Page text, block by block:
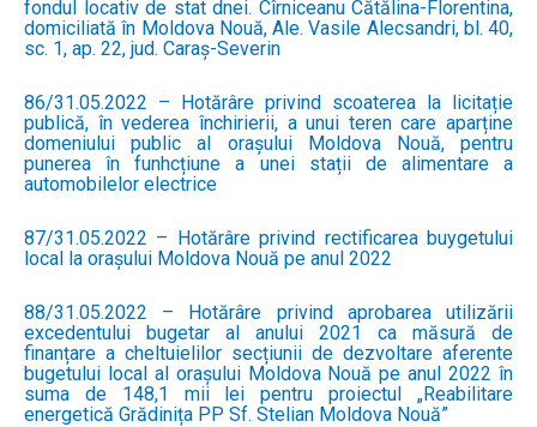
fondul locativ de stat dnei. Cîrniceanu Cătălina-Florentina,
domiciliată în Moldova Nouă, Ale. Vasile Alecsandri, bl. 40,
sc. 1, ap. 22, jud. Caraș-Severin
86/31.05.2022 – Hotărâre privind scoaterea la licitație
publică, în vederea închirierii, a unui teren care aparține
domeniului public al orașului Moldova Nouă, pentru
punerea în funhcțiune a unei stații de alimentare a
automobilelor electrice
87/31.05.2022 – Hotărâre privind rectificarea buygetului
local la orașului Moldova Nouă pe anul 2022
88/31.05.2022 – Hotărâre privind aprobarea utilizării
excedentului bugetar al anului 2021 ca măsură de
finanțare a cheltuielilor secțiunii de dezvoltare aferente
bugetului local al orașului Moldova Nouă pe anul 2022 în
suma de 148,1 mii lei pentru proiectul „Reabilitare
energetică Grădinița PP Sf. Stelian Moldova Nouă”